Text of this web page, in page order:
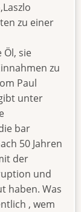
zu einer
sie
zu
Paul
unter
bar
50 Jahren
der
und
haben. Was
, wem